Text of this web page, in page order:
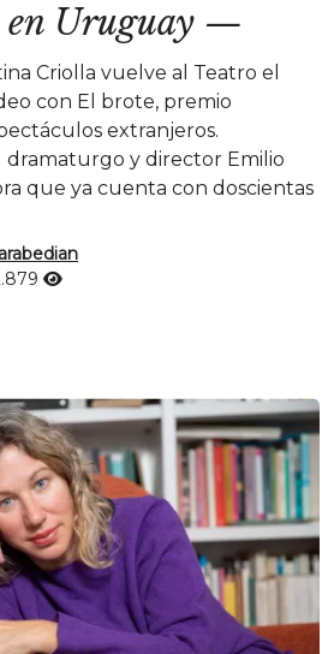
Uruguay —
Criolla vuelve al Teatro el
con El brote, premio
extranjeros.
dramaturgo y director Emilio
que ya cuenta con doscientas